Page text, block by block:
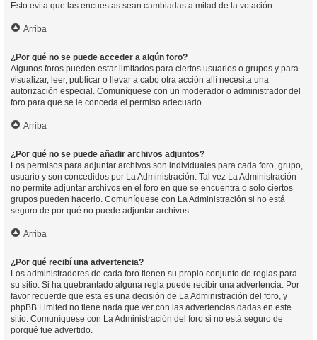
Esto evita que las encuestas sean cambiadas a mitad de la votación.
Arriba
¿Por qué no se puede acceder a algún foro?
Algunos foros pueden estar limitados para ciertos usuarios o grupos y para
visualizar, leer, publicar o llevar a cabo otra acción allí necesita una
autorización especial. Comuníquese con un moderador o administrador del
foro para que se le conceda el permiso adecuado.
Arriba
¿Por qué no se puede añadir archivos adjuntos?
Los permisos para adjuntar archivos son individuales para cada foro, grupo,
usuario y son concedidos por La Administración. Tal vez La Administración
no permite adjuntar archivos en el foro en que se encuentra o solo ciertos
grupos pueden hacerlo. Comuníquese con La Administración si no está
seguro de por qué no puede adjuntar archivos.
Arriba
¿Por qué recibí una advertencia?
Los administradores de cada foro tienen su propio conjunto de reglas para
su sitio. Si ha quebrantado alguna regla puede recibir una advertencia. Por
favor recuerde que esta es una decisión de La Administración del foro, y
phpBB Limited no tiene nada que ver con las advertencias dadas en este
sitio. Comuníquese con La Administración del foro si no está seguro de
porqué fue advertido.